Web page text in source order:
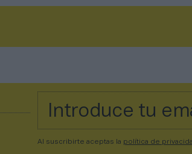
Al suscribirte aceptas la política de